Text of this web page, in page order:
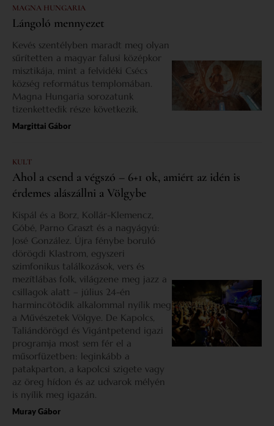
MAGNA HUNGARIA
Lángoló mennyezet
Kevés szentélyben maradt meg olyan
sűrítetten a magyar falusi középkor
misztikája, mint a felvidéki Csécs
község református templomában.
Magna Hungaria sorozatunk
tizenkettedik része következik.
Margittai Gábor
KULT
Ahol a csend a végszó – 6+1 ok, amiért az idén is
érdemes alászállni a Völgybe
Kispál és a Borz, Kollár-Klemencz,
Góbé, Parno Graszt és a nagyágyú:
José González. Újra fénybe boruló
dörögdi Klastrom, egyszeri
szimfonikus találkozások, vers és
mezítlábas folk, világzene meg jazz a
csillagok alatt – július 24-én
harmincötödik alkalommal nyílik meg
a Művészetek Völgye. De Kapolcs,
Taliándörögd és Vigántpetend igazi
programja most sem fér el a
műsorfüzetben: leginkább a
patakparton, a kapolcsi szigete vagy
az öreg hídon és az udvarok mélyén
is nyílik meg igazán.
Muray Gábor